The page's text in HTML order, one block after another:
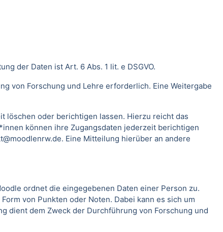
der Daten ist Art. 6 Abs. 1 lit. e DSGVO.
von Forschung und Lehre erforderlich. Eine Weitergabe
oder berichtigen lassen. Hierzu reicht das
können ihre Zugangsdaten jederzeit berichtigen
Eine Mitteilung hierüber an andere
ordnet die eingegebenen Daten einer Person zu.
von Punkten oder Noten. Dabei kann es sich um
dient dem Zweck der Durchführung von Forschung und